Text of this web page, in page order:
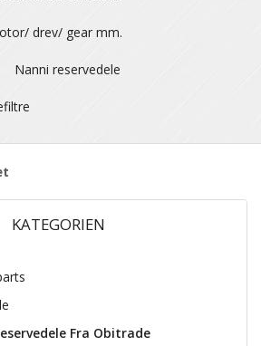
drev/ gear mm.
Nanni reservedele
KATEGORIEN
Fra Obitrade